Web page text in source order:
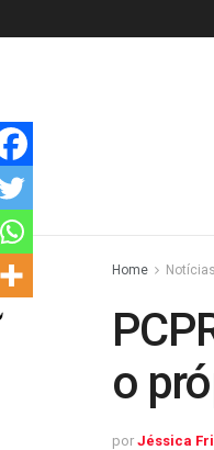
Home Notícias
o
por Jéssica